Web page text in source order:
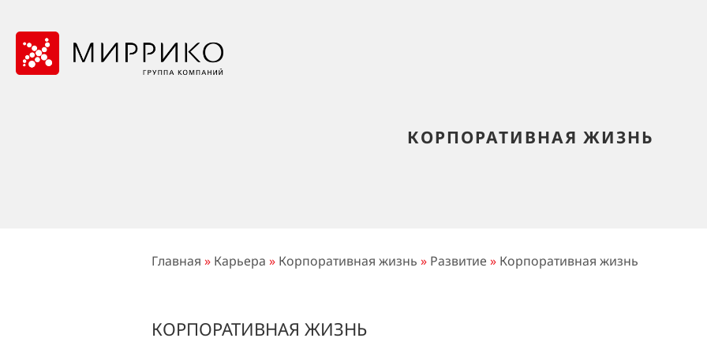
КОРПОРАТИВНАЯ ЖИЗНЬ
Главная » Карьера » Корпоративная жизнь » Развитие » Корпоративная жизнь
КОРПОРАТИВНАЯ ЖИЗНЬ